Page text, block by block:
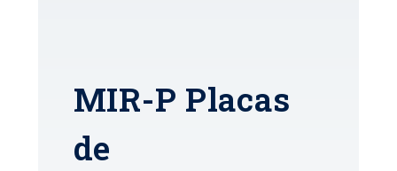
MIR-P Placas
de